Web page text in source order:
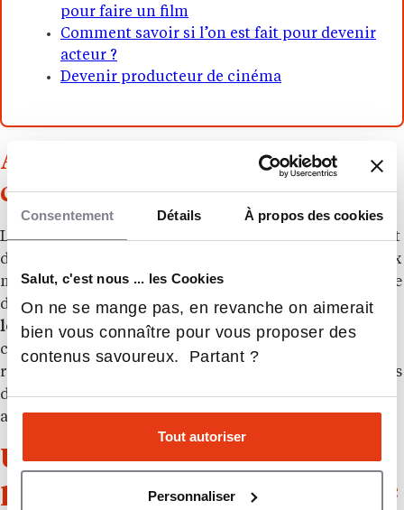
Consentement Détails À propos des cookies
Salut, c'est nous ... les Cookies
On ne se mange pas, en revanche on aimerait
bien vous connaître pour vous proposer des
contenus savoureux. Partant ?
Tout autoriser
Personnaliser
pour faire un film
Comment savoir si l’on est fait pour devenir
acteur ?
Devenir producteur de cinéma
Ancrage territorial et
coopération culturelle
Lyon, berceau du cinéma et métropole culturellement
dynamique, offre un cadre idéal pour la formation aux
métiers de l’image, du son et du spectacle. La nouvelle
direction entendrenforcer les liens avec les acteurs
locaux, développer des collaborations et faire du
campus un partenaire reconnu du tissu culturel
régional. L’objectif est double : immerger les étudiants
dans les réalités professionnelles et contribuer
activement à la vie culturelle de la métropole.
Une pédagogie
professionnalisante au service